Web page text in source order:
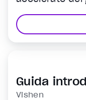
Guida
Vishen